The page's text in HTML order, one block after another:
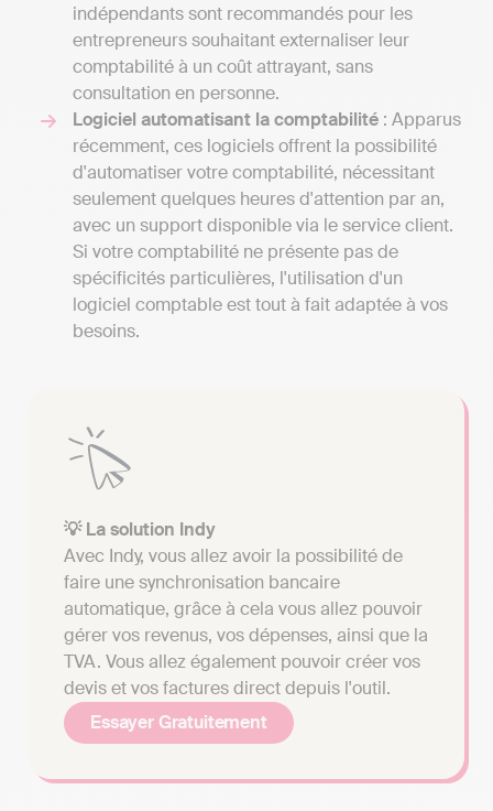
indépendants sont recommandés pour les
entrepreneurs souhaitant externaliser leur
comptabilité à un coût attrayant, sans
consultation en personne.
Logiciel automatisant la comptabilité : Apparus
récemment, ces logiciels offrent la possibilité
d'automatiser votre comptabilité, nécessitant
seulement quelques heures d'attention par an,
avec un support disponible via le service client.
Si votre comptabilité ne présente pas de
spécificités particulières, l'utilisation d'un
logiciel comptable est tout à fait adaptée à vos
besoins.
💡 La solution Indy
Avec Indy, vous allez avoir la possibilité de
faire une synchronisation bancaire
automatique, grâce à cela vous allez pouvoir
gérer vos revenus, vos dépenses, ainsi que la
TVA. Vous allez également pouvoir créer vos
devis et vos factures direct depuis l'outil.
Essayer Gratuitement